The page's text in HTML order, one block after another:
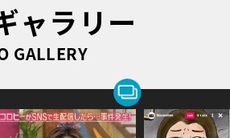
ャラリー
GALLERY